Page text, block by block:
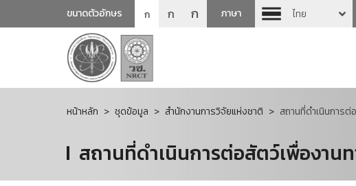
ขนาดตัวอักษร ก ก ก ภาษา ไทย
หน้าหลัก ชุดข้อมูล สำนักงานการวิจัยแห่งชาติ สถานที่ดำเนินการต่
สถานที่ดำเนินการต่อสัตว์เพื่องาน